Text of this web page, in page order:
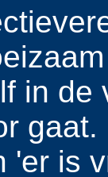
in de
gaat.
'er is